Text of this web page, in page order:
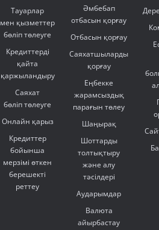
Тауарлар
мен қызметтер
бөліп төлеуге
Кредиттерді
қайта
қаржыландыру
Саяхат
бөліп төлеуге
Онлайн қарыз
Кредиттер
бойынша
мерзімі өткен
берешекті
реттеу
Әмбебап
отбасын қорғау
Отбасын қорғау
Саяхатшыларды
қорғау
Еңбекке
жарамсыздық
парағын төлеу
Шаңырақ
Шоттарды
толтықтыру
және алу
тәсілдері
Аударымдар
Валюта
айырбастау